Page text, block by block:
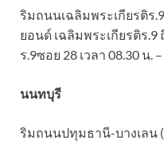
ริมถนนเฉลิมพระเกียรติร
ยอนด์ เฉลิมพระเกียรติร
ร.9ซอย 28 เวลา 08.30 น.
นนทบุรี
ริมถนนปทุมธานี-บางเลน